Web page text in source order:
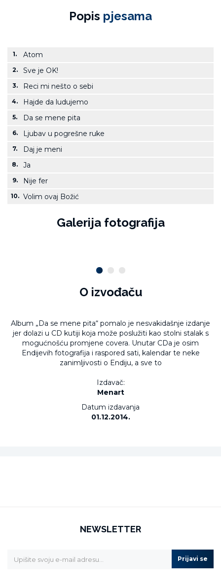
Popis pjesama
1. Atom
2. Sve je OK!
3. Reci mi nešto o sebi
4. Hajde da ludujemo
5. Da se mene pita
6. Ljubav u pogrešne ruke
7. Daj je meni
8. Ja
9. Nije fer
10. Volim ovaj Božić
Galerija fotografija
O izvođaču
Album „Da se mene pita“ pomalo je nesvakidašnje izdanje
jer dolazi u CD kutiji koja može poslužiti kao stolni stalak s
mogućnošću promjene covera. Unutar CDa je osim
Endijevih fotografija i raspored sati, kalendar te neke
zanimljivosti o Endiju, a sve to
Izdavač:
Menart
Datum izdavanja
01.12.2014.
NEWSLETTER
Prijavi se